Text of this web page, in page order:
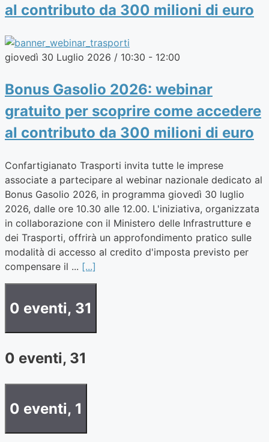
al contributo da 300 milioni di euro
giovedì 30 Luglio 2026 / 10:30 - 12:00
Bonus Gasolio 2026: webinar
gratuito per scoprire come accedere
al contributo da 300 milioni di euro
Confartigianato Trasporti invita tutte le imprese
associate a partecipare al webinar nazionale dedicato al
Bonus Gasolio 2026, in programma giovedì 30 luglio
2026, dalle ore 10.30 alle 12.00. L'iniziativa, organizzata
in collaborazione con il Ministero delle Infrastrutture e
dei Trasporti, offrirà un approfondimento pratico sulle
modalità di accesso al credito d'imposta previsto per
compensare il ... [...]
0 eventi, 31
0 eventi, 31
0 eventi, 1